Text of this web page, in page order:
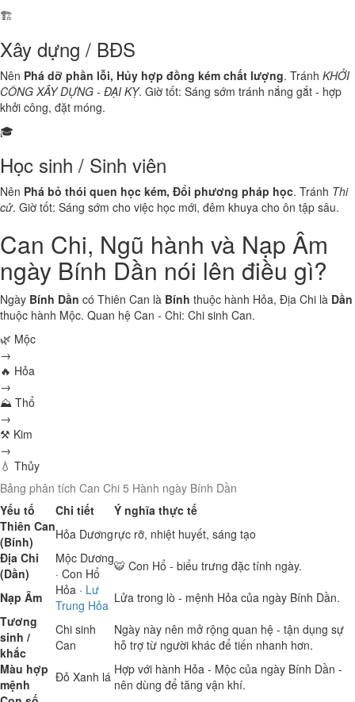
🏗️
Xây dựng / BĐS
Nên Phá dỡ phần lỗi, Hủy hợp đồng kém chất lượng. Tránh KHỞI
CÔNG XÂY DỰNG - ĐẠI KỴ. Giờ tốt: Sáng sớm tránh nắng gắt - hợp
khởi công, đặt móng.
🎓
Học sinh / Sinh viên
Nên Phá bỏ thói quen học kém, Đổi phương pháp học. Tránh Thi
cử. Giờ tốt: Sáng sớm cho việc học mới, đêm khuya cho ôn tập sâu.
Can Chi, Ngũ hành và Nạp Âm
ngày Bính Dần nói lên điều gì?
Ngày Bính Dần có Thiên Can là Bính thuộc hành Hỏa, Địa Chi là Dần
thuộc hành Mộc. Quan hệ Can - Chi: Chi sinh Can.
🌿 Mộc
→
🔥 Hỏa
→
⛰ Thổ
→
⚒ Kim
→
💧 Thủy
Bảng phân tích Can Chi 5 Hành ngày Bính Dần
Yếu tố
Chi tiết
Ý nghĩa thực tế
Thiên Can
(Bính)
Hỏa Dươngrực rỡ, nhiệt huyết, sáng tạo
Địa Chi
(Dần)
Mộc Dương
· Con Hổ
🐯 Con Hổ - biểu trưng đặc tính ngày.
Nạp Âm
Hỏa · Lư
Trung Hỏa Lửa trong lò - mệnh Hỏa của ngày Bính Dần.
Tương
sinh /
khắc
Chi sinh
Can
Ngày này nên mở rộng quan hệ - tận dụng sự
hỗ trợ từ người khác để tiến nhanh hơn.
Màu hợp
mệnh
Đỏ Xanh lá Hợp với hành Hỏa - Mộc của ngày Bính Dần -
nên dùng để tăng vận khí.